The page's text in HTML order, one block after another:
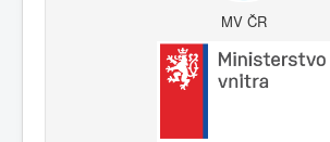
MV ČR